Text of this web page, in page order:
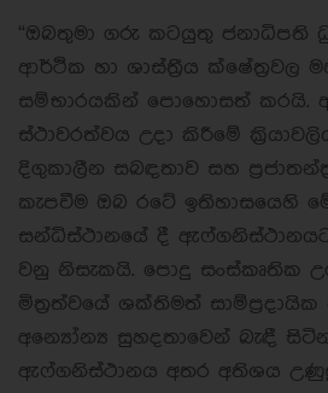
“ඔබතුමා ගරු කටයුතු ජනාධිපති
ආර්ථික හා ශාස්ත‍්‍රීය ක්ෂේත‍්‍රවල
සම්භාරයකින් පොහොසත් කරයි.
ස්ථාවරත්වය උදා කිරීමේ
දිගුකාලීන සබඳතාව සහ
කැපවීම ඔබ රටේ ඉතිහාසයෙහි
සන්ධිස්ථානයේ දී
වනු නිසැකයි. පොදු සංස්කෘතික
මිත‍්‍රත්වයේ ශක්තිමත්
අන්‍යෝන්‍ය සුහදතාවෙන් බැඳී
ඇෆ්ගනිස්ථානය අතර අතිශය